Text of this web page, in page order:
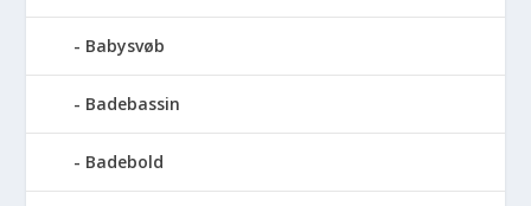
Babysvøb
Badebassin
Badebold